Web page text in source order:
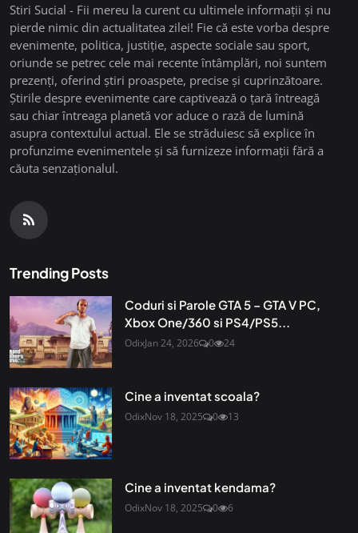
Stiri Sucial - Fii mereu la curent cu ultimele informații și nu
pierde nimic din actualitatea zilei! Fie că este vorba despre
evenimente, politica, justiție, aspecte sociale sau sport,
oriunde se petrec cele mai recente întâmplări, noi suntem
prezenți, oferind știri proaspete, precise și cuprinzătoare.
Știrile despre evenimente care captivează o țară întreagă
sau chiar întreaga planetă vor aduce o rază de lumină
asupra contextului actual. Ele se străduiesc să explice în
profunzime evenimentele și să furnizeze informații fără a
căuta senzaționalul.
Trending Posts
Coduri si Parole GTA 5 – GTA V PC,
Xbox One/360 si PS4/PS5...
OdixJan 24, 2026 0 24
Cine a inventat scoala?
OdixNov 18, 2025 0 13
Cine a inventat kendama?
OdixNov 18, 2025 0 6